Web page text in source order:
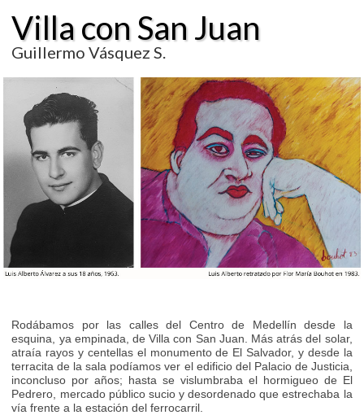
Villa con San Juan
Guillermo Vásquez S.
Rodábamos por las calles del Centro de Medellín desde la
esquina, ya empinada, de Villa con San Juan. Más atrás del solar,
atraía rayos y centellas el monumento de El Salvador, y desde la
terracita de la sala podíamos ver el edificio del Palacio de Justicia,
inconcluso por años; hasta se vislumbraba el hormigueo de El
Pedrero, mercado público sucio y desordenado que estrechaba la
vía frente a la estación del ferrocarril.